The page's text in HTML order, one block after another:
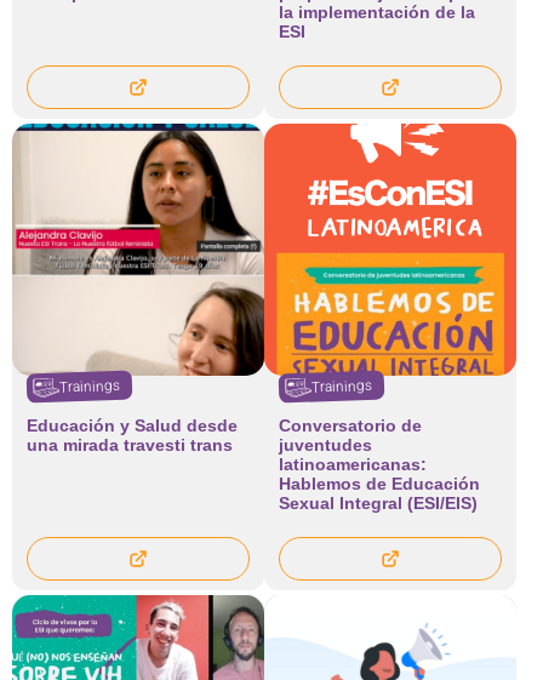
la implementación de la
ESI
Trainings
Educación y Salud desde
una mirada travesti trans
Trainings
Conversatorio de
juventudes
latinoamericanas:
Hablemos de Educación
Sexual Integral (ESI/EIS)